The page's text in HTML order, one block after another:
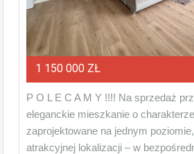
1 150 000 ZŁ
P O L E C A M Y !!!! Na sprzedaż
eleganckie mieszkanie o
zaprojektowane na jednym
atrakcyjnej lokalizacji – w